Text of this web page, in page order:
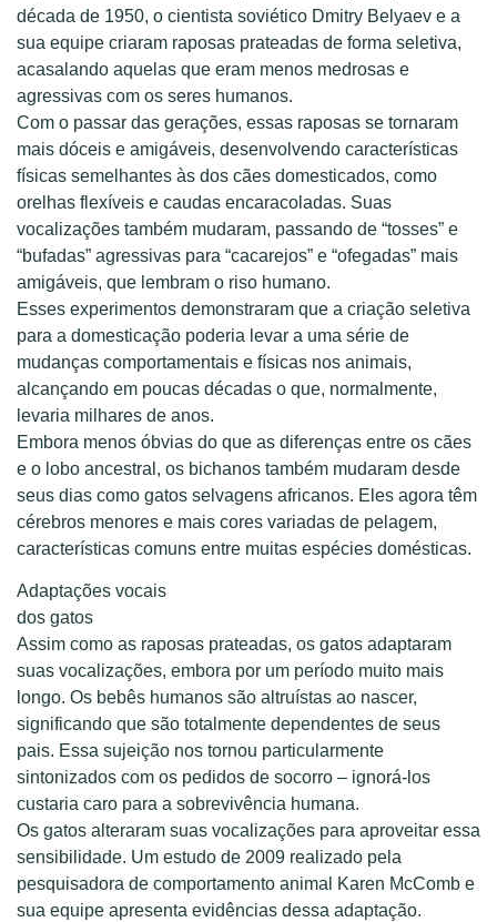
década de 1950, o cientista soviético Dmitry Belyaev e a
sua equipe criaram raposas prateadas de forma seletiva,
acasalando aquelas que eram menos medrosas e
agressivas com os seres humanos.
Com o passar das gerações, essas raposas se tornaram
mais dóceis e amigáveis, desenvolvendo características
físicas semelhantes às dos cães domesticados, como
orelhas flexíveis e caudas encaracoladas. Suas
vocalizações também mudaram, passando de “tosses” e
“bufadas” agressivas para “cacarejos” e “ofegadas” mais
amigáveis, que lembram o riso humano.
Esses experimentos demonstraram que a criação seletiva
para a domesticação poderia levar a uma série de
mudanças comportamentais e físicas nos animais,
alcançando em poucas décadas o que, normalmente,
levaria milhares de anos.
Embora menos óbvias do que as diferenças entre os cães
e o lobo ancestral, os bichanos também mudaram desde
seus dias como gatos selvagens africanos. Eles agora têm
cérebros menores e mais cores variadas de pelagem,
características comuns entre muitas espécies domésticas.
Adaptações vocais
dos gatos
Assim como as raposas prateadas, os gatos adaptaram
suas vocalizações, embora por um período muito mais
longo. Os bebês humanos são altruístas ao nascer,
significando que são totalmente dependentes de seus
pais. Essa sujeição nos tornou particularmente
sintonizados com os pedidos de socorro – ignorá-los
custaria caro para a sobrevivência humana.
Os gatos alteraram suas vocalizações para aproveitar essa
sensibilidade. Um estudo de 2009 realizado pela
pesquisadora de comportamento animal Karen McComb e
sua equipe apresenta evidências dessa adaptação.